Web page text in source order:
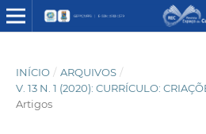
INÍCIO / ARQUIVOS /
V. 13 N. 1 (2020): CURRÍCULO:
Artigos